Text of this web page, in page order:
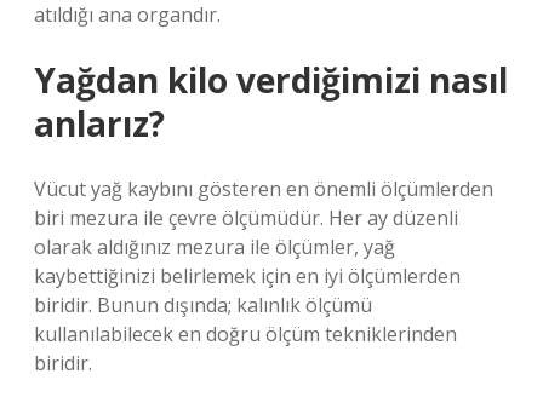
atıldığı ana organdır.
Yağdan kilo verdiğimizi nasıl
anlarız?
Vücut yağ kaybını gösteren en önemli ölçümlerden
biri mezura ile çevre ölçümüdür. Her ay düzenli
olarak aldığınız mezura ile ölçümler, yağ
kaybettiğinizi belirlemek için en iyi ölçümlerden
biridir. Bunun dışında; kalınlık ölçümü
kullanılabilecek en doğru ölçüm tekniklerinden
biridir.